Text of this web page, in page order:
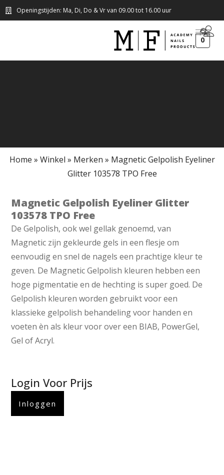
Openingstijden: Ma, Di, Do & Vr van 09.00 tot 16.00 uur
0
Home » Winkel » Merken » Magnetic Gelpolish Eyeliner
Glitter 103578 TPO Free
Magnetic Gelpolish Eyeliner Glitter
103578 TPO Free
De Gelpolish, ook wel gellak genoemd, van
Magnetic zijn gekleurde gels in een flesje om
eenvoudig en snel de nagels een prachtige kleur te
geven. De Magnetic Gelpolish kleuren hebben een
hoge pigmentatie en de hechting is super goed. De
Gelpolish kleuren worden gebruikt voor een
klassieke gelpolish behandeling voor handen en
voeten èn als kleur voor over een BIAB, PowerGel,
Gel of Acryl.
Login Voor Prijs
Inloggen